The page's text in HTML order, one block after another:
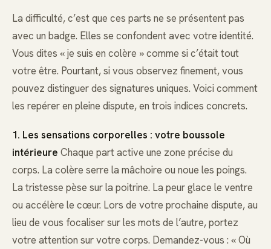
La difficulté, c’est que ces parts ne se présentent pas
avec un badge. Elles se confondent avec votre identité.
Vous dites « je suis en colère » comme si c’était tout
votre être. Pourtant, si vous observez finement, vous
pouvez distinguer des signatures uniques. Voici comment
les repérer en pleine dispute, en trois indices concrets.
1. Les sensations corporelles : votre boussole
intérieure Chaque part active une zone précise du
corps. La colère serre la mâchoire ou noue les poings.
La tristesse pèse sur la poitrine. La peur glace le ventre
ou accélère le cœur. Lors de votre prochaine dispute, au
lieu de vous focaliser sur les mots de l’autre, portez
votre attention sur votre corps. Demandez-vous : « Où